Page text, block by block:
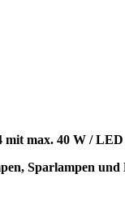
mit max. 40 W /
Sparlampen